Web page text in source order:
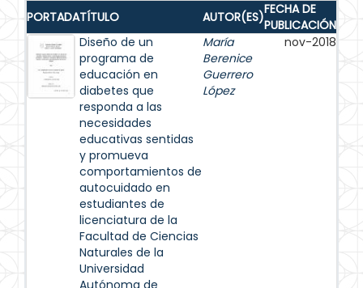
PORTADATÍTULO AUTOR(ES)FECHA DE
PUBLICACIÓN
Diseño de un
programa de
educación en
diabetes que
responda a las
necesidades
educativas sentidas
y promueva
comportamientos de
autocuidado en
estudiantes de
licenciatura de la
Facultad de Ciencias
Naturales de la
Universidad
Autónoma de
María
Berenice
Guerrero
López
nov-2018